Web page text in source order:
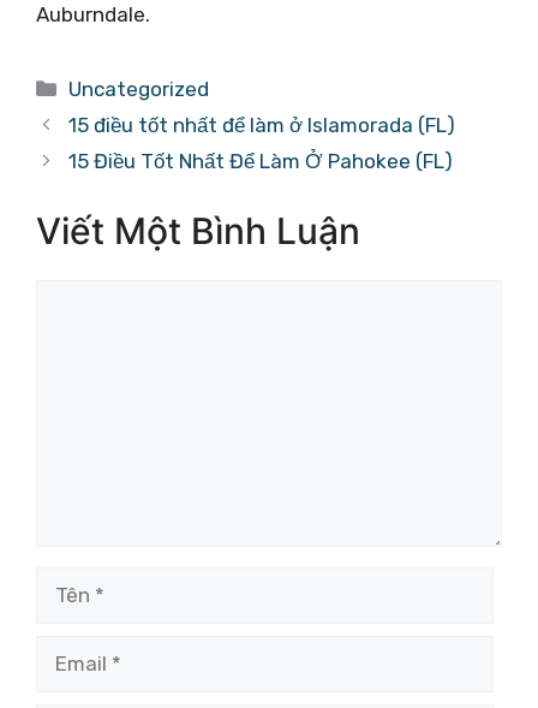
Auburndale.
Danh
mục
Uncategorized
15 điều tốt nhất để làm ở Islamorada (FL)
15 Điều Tốt Nhất Để Làm Ở Pahokee (FL)
Viết Một Bình Luận